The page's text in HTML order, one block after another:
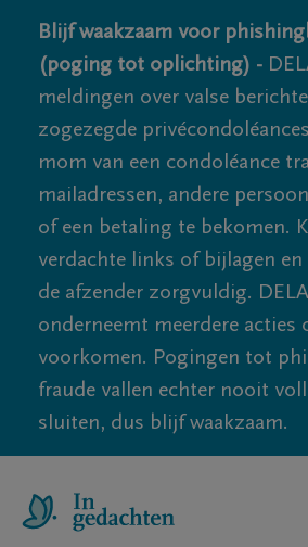
Blijf waakzaam voor
(poging tot oplichting) -
meldingen over valse
zogezegde
mom van een condoléance
mailadressen, andere
of een betaling te bekomen.
verdachte links of bijlagen
de afzender zorgvuldig. DELA
onderneemt meerdere acties
voorkomen. Pogingen tot
fraude vallen echter nooit
sluiten, dus blijf waakzaam.